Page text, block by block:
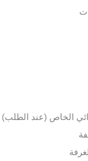
الخاص (عند الطلب)